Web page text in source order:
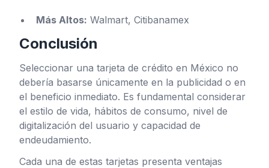
Más Altos: Walmart, Citibanamex
Conclusión
Seleccionar una tarjeta de crédito en México no
debería basarse únicamente en la publicidad o en
el beneficio inmediato. Es fundamental considerar
el estilo de vida, hábitos de consumo, nivel de
digitalización del usuario y capacidad de
endeudamiento.
Cada una de estas tarjetas presenta ventajas